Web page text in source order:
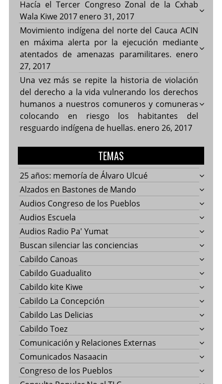
Hacía el Tercer Congreso Zonal de la Cxhab
Wala Kiwe 2017 enero 31, 2017
Movimiento indígena del norte del Cauca ACIN
en máxima alerta por la ejecución mediante
atentados de amenazas paramilitares. enero
27, 2017
Una vez más se repite la historia de violación
del derecho a la vida vulnerando los derechos
humanos a nuestros comuneros y comuneras
colocando en riesgo los habitantes del
resguardo indígena de huellas. enero 26, 2017
TEMAS
25 años: memoría de Álvaro Ulcué
Alzados en Bastones de Mando
Audios Congreso de los Pueblos
Audios Escuela
Audios Radio Pa' Yumat
Buscan silenciar las conciencias
Cabildo Canoas
Cabildo Guadualito
Cabildo kite Kiwe
Cabildo La Concepción
Cabildo Las Delicias
Cabildo Toez
Comunicación y Relaciones Externas
Comunicados Nasaacin
Congreso de los Pueblos